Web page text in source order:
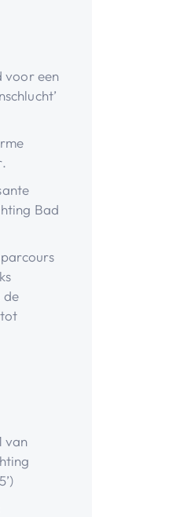
voor een
Bad
de
van